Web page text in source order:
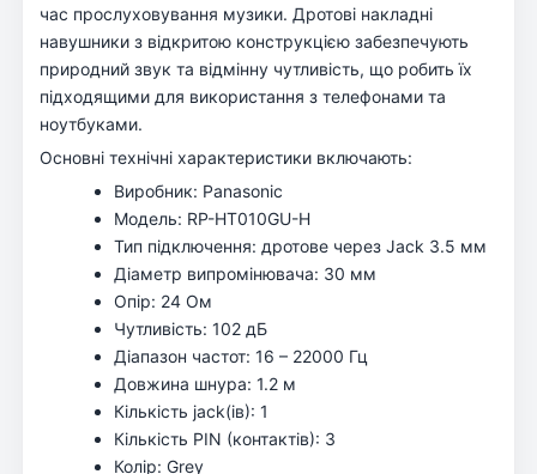
час прослуховування музики. Дротові накладні
навушники з відкритою конструкцією забезпечують
природний звук та відмінну чутливість, що робить їх
підходящими для використання з телефонами та
ноутбуками.
Основні технічні характеристики включають:
Виробник: Panasonic
Модель: RP-HT010GU-H
Тип підключення: дротове через Jack 3.5 мм
Діаметр випромінювача: 30 мм
Опір: 24 Ом
Чутливість: 102 дБ
Діапазон частот: 16 – 22000 Гц
Довжина шнура: 1.2 м
Кількість jack(ів): 1
Кількість PIN (контактів): 3
Колір: Grey